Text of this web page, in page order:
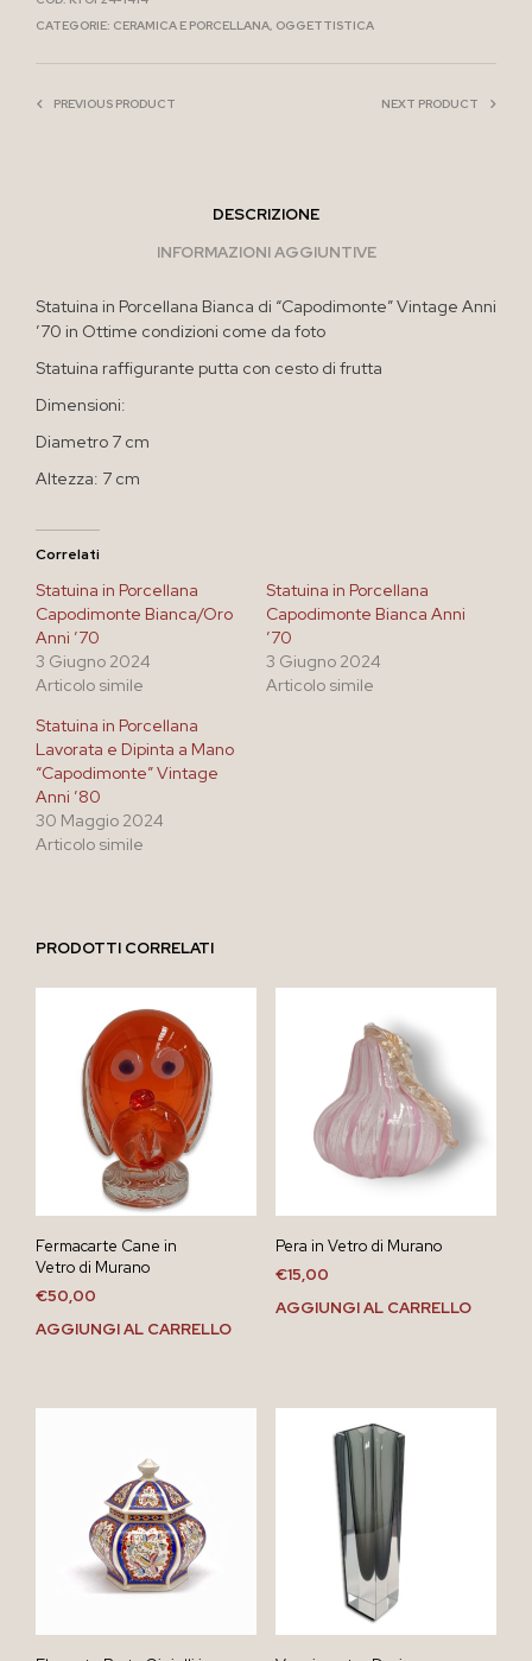
CATEGORIE: CERAMICA E PORCELLANA, OGGETTISTICA
PREVIOUS PRODUCT NEXT PRODUCT
DESCRIZIONE
INFORMAZIONI AGGIUNTIVE
Statuina in Porcellana Bianca di “Capodimonte” Vintage Anni
’70 in Ottime condizioni come da foto
Statuina raffigurante putta con cesto di frutta
Dimensioni:
Diametro 7 cm
Altezza: 7 cm
Correlati
Statuina in Porcellana
Capodimonte Bianca/Oro
Anni ’70
3 Giugno 2024
Articolo simile
Statuina in Porcellana
Capodimonte Bianca Anni
’70
3 Giugno 2024
Articolo simile
Statuina in Porcellana
Lavorata e Dipinta a Mano
“Capodimonte” Vintage
Anni ’80
30 Maggio 2024
Articolo simile
PRODOTTI CORRELATI
Fermacarte Cane in
Vetro di Murano
€50,00
AGGIUNGI AL CARRELLO
Pera in Vetro di Murano
€15,00
AGGIUNGI AL CARRELLO